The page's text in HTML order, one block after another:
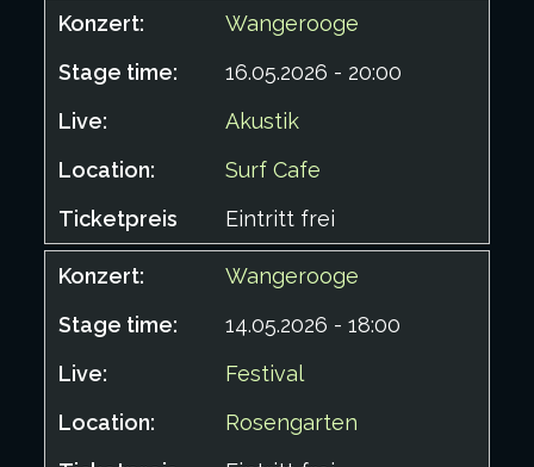
Wangerooge
16.05.2026 - 20:00
Akustik
Surf Cafe
Eintritt frei
Wangerooge
14.05.2026 - 18:00
Festival
Rosengarten